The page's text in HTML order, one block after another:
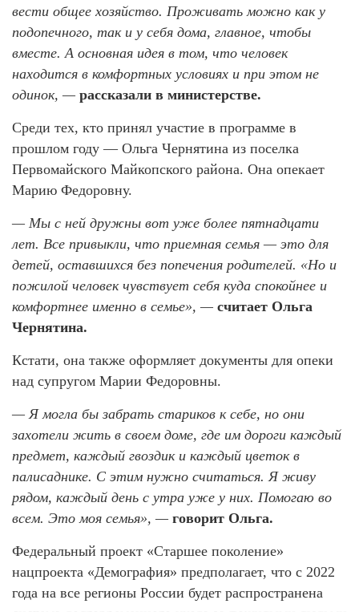
вести общее хозяйство. Проживать можно как у
подопечного, так и у себя дома, главное, чтобы
вместе. А основная идея в том, что человек
находится в комфортных условиях и при этом не
одинок, — рассказали в министерстве.
Среди тех, кто принял участие в программе в
прошлом году — Ольга Чернятина из поселка
Первомайского Майкопского района. Она опекает
Марию Федоровну.
— Мы с ней дружны вот уже более пятнадцати
лет. Все привыкли, что приемная семья — это для
детей, оставшихся без попечения родителей. «Но и
пожилой человек чувствует себя куда спокойнее и
комфортнее именно в семье», — считает Ольга
Чернятина.
Кстати, она также оформляет документы для опеки
над супругом Марии Федоровны.
— Я могла бы забрать стариков к себе, но они
захотели жить в своем доме, где им дороги каждый
предмет, каждый гвоздик и каждый цветок в
палисаднике. С этим нужно считаться. Я живу
рядом, каждый день с утра уже у них. Помогаю во
всем. Это моя семья», — говорит Ольга.
Федеральный проект «Старшее поколение»
нацпроекта «Демография» предполагает, что с 2022
года на все регионы России будет распространена